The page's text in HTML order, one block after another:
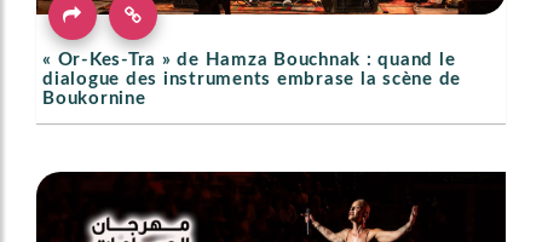
« Or-Kes-Tra » de Hamza Bouchnak : quand le
dialogue des instruments embrase la scène de
Boukornine